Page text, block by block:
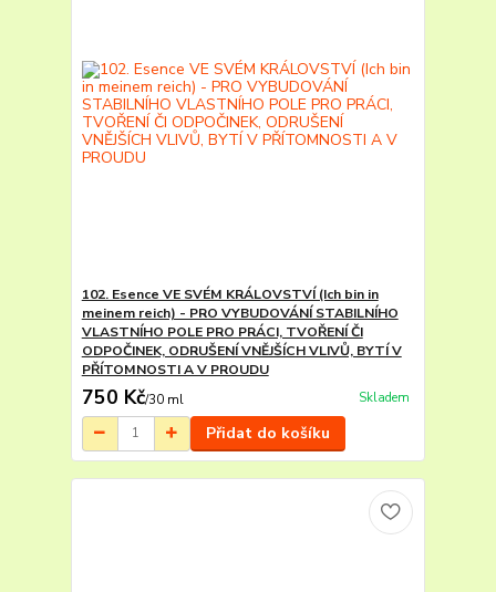
102. Esence VE SVÉM KRÁLOVSTVÍ (Ich bin in
meinem reich) - PRO VYBUDOVÁNÍ STABILNÍHO
VLASTNÍHO POLE PRO PRÁCI, TVOŘENÍ ČI
ODPOČINEK, ODRUŠENÍ VNĚJŠÍCH VLIVŮ, BYTÍ V
PŘÍTOMNOSTI A V PROUDU
750 Kč/30 ml Skladem
Přidat do košíku